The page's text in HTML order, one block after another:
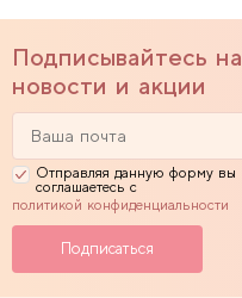
Подписывайтесь на
новости и акции
Отправляя данную форму вы
соглашаетесь с
политикой конфиденциальности